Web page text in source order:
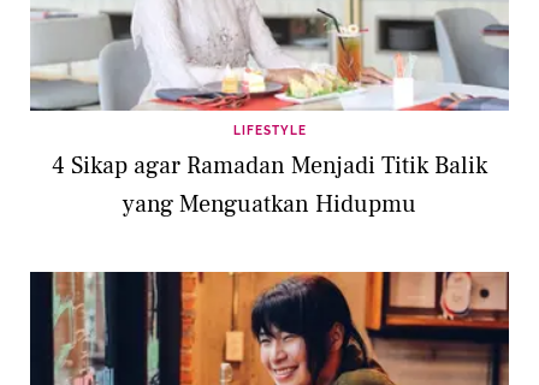
LIFESTYLE
4 Sikap agar Ramadan Menjadi Titik Balik
yang Menguatkan Hidupmu